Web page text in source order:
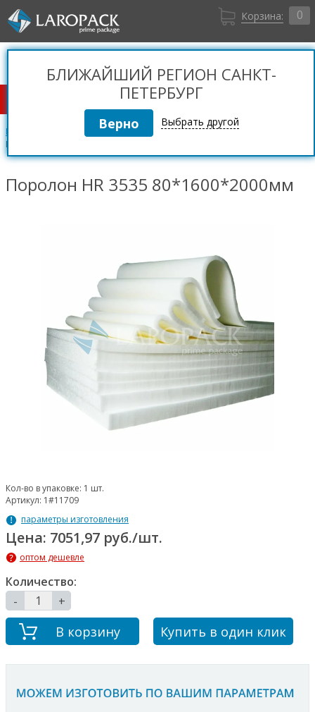
Корзина: 0
Санкт-Петербург
+7 (812) 309 36 06
Вход
Регистрация
КАТАЛОГ ТОВАРОВ
БЛИЖАЙШИЙ РЕГИОН САНКТ-
ПЕТЕРБУРГ
Выбрать другой
Поролон
Поролон повышенной эластичности HR
Поролон HR 3535 80*1600*2000мм
Поролон HR 3535 80*1600*2000мм
Кол-во в упаковке: 1 шт.
Артикул: 1#11709
параметры изготовления
Цена: 7051,97 руб./шт.
оптом дешевле
Количество:
-
+
В корзину Купить в один клик